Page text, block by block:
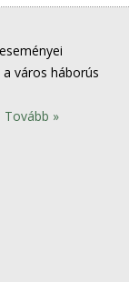
város háborús
Tovább »